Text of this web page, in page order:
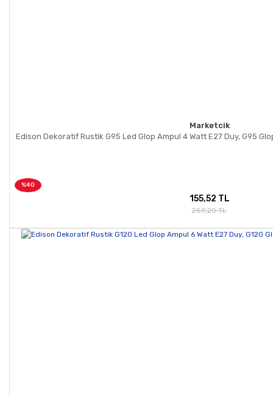
Marketcik
Edison Dekoratif Rustik G95 Led Glop Ampul 4 Watt E27 Duy, G95
%40
155,52 TL
259,20 TL